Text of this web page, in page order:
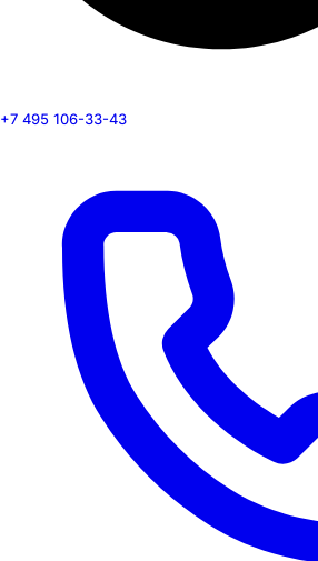
+7 495 106-33-43